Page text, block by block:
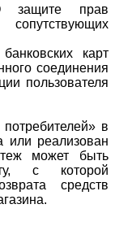
защите прав
карт
соединения
пользователя
в
или реализован
может быть
с которой
средств